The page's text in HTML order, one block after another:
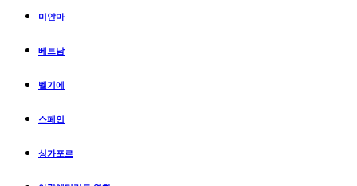
미얀마
베트남
벨기에
스페인
싱가포르